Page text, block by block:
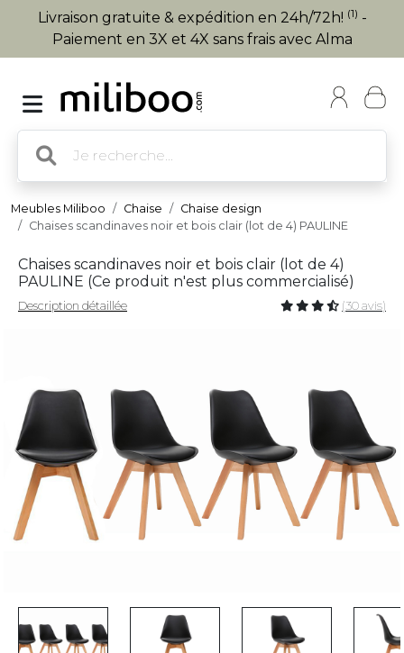
Livraison gratuite & expédition en 24h/72h! (1) -
Paiement en 3X et 4X sans frais avec Alma
Meubles Miliboo Chaise
Chaise design
Chaises scandinaves noir et bois clair (lot de 4) PAULINE
Chaises scandinaves noir et bois clair (lot de 4)
PAULINE (Ce produit n'est plus commercialisé)
Description détaillée (30 avis)